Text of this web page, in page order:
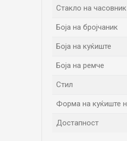
Стакло на часовник
Боја на бројчаник
Боја на куќиште
Боја на ремче
Стил
Форма на куќиште
Достапност